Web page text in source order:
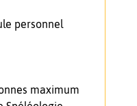
personnel
maximum